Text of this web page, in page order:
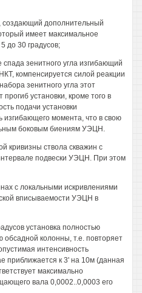
создающий дополнительный
имеет максимальное
до 30 градусов;
зенитного угла изгибающий
компенсируется силой реакции
зенитного угла этот
установки, кроме того в
подачи установки
изгибающего момента, что в свою
боковым биениям УЭЦН.
кривизны ствола скважин с
подвески УЭЦН. При этом
с локальными искривлениями
вписываемости УЭЦН в
установка полностью
колонны, т.е. повторяет
интенсивность
приближается к 3' на 10м (данная
максимально
вала 0,0002..0,0003 его